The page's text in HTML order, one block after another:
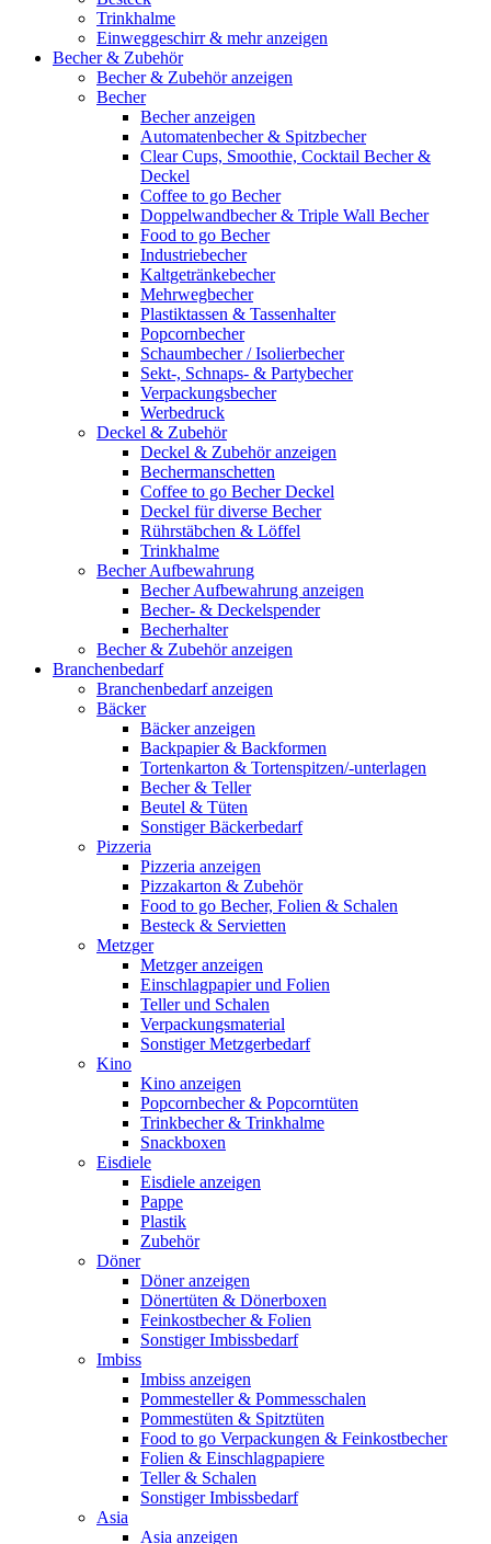
Trinkhalme
Einweggeschirr & mehr anzeigen
Becher & Zubehör
Becher & Zubehör anzeigen
Becher
Becher anzeigen
Automatenbecher & Spitzbecher
Clear Cups, Smoothie, Cocktail Becher &
Deckel
Coffee to go Becher
Doppelwandbecher & Triple Wall Becher
Food to go Becher
Industriebecher
Kaltgetränkebecher
Mehrwegbecher
Plastiktassen & Tassenhalter
Popcornbecher
Schaumbecher / Isolierbecher
Sekt-, Schnaps- & Partybecher
Verpackungsbecher
Werbedruck
Deckel & Zubehör
Deckel & Zubehör anzeigen
Bechermanschetten
Coffee to go Becher Deckel
Deckel für diverse Becher
Rührstäbchen & Löffel
Trinkhalme
Becher Aufbewahrung
Becher Aufbewahrung anzeigen
Becher- & Deckelspender
Becherhalter
Becher & Zubehör anzeigen
Branchenbedarf
Branchenbedarf anzeigen
Bäcker
Bäcker anzeigen
Backpapier & Backformen
Tortenkarton & Tortenspitzen/-unterlagen
Becher & Teller
Beutel & Tüten
Sonstiger Bäckerbedarf
Pizzeria
Pizzeria anzeigen
Pizzakarton & Zubehör
Food to go Becher, Folien & Schalen
Besteck & Servietten
Metzger
Metzger anzeigen
Einschlagpapier und Folien
Teller und Schalen
Verpackungsmaterial
Sonstiger Metzgerbedarf
Kino
Kino anzeigen
Popcornbecher & Popcorntüten
Trinkbecher & Trinkhalme
Snackboxen
Eisdiele
Eisdiele anzeigen
Pappe
Plastik
Zubehör
Döner
Döner anzeigen
Dönertüten & Dönerboxen
Feinkostbecher & Folien
Sonstiger Imbissbedarf
Imbiss
Imbiss anzeigen
Pommesteller & Pommesschalen
Pommestüten & Spitztüten
Food to go Verpackungen & Feinkostbecher
Folien & Einschlagpapiere
Teller & Schalen
Sonstiger Imbissbedarf
Asia
Asia anzeigen